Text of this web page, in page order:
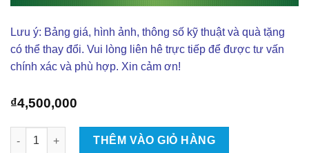
Lưu ý: Bảng giá, hình ảnh, thông số kỹ thuật và quà tặng
có thể thay đổi. Vui lòng liên hê trực tiếp để được tư vấn
chính xác và phù hợp. Xin cảm ơn!
₫4,500,000
Đèn Led Mí Cho Xpander - Giá 4tr5 số lượng
THÊM VÀO GIỎ HÀNG